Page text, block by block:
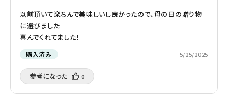
以前頂いて楽ちんで美味しいし良かったので、母の日の贈り物
に選びました
喜んでくれてました！
購入済み 5/25/2025
参考になった️ 0